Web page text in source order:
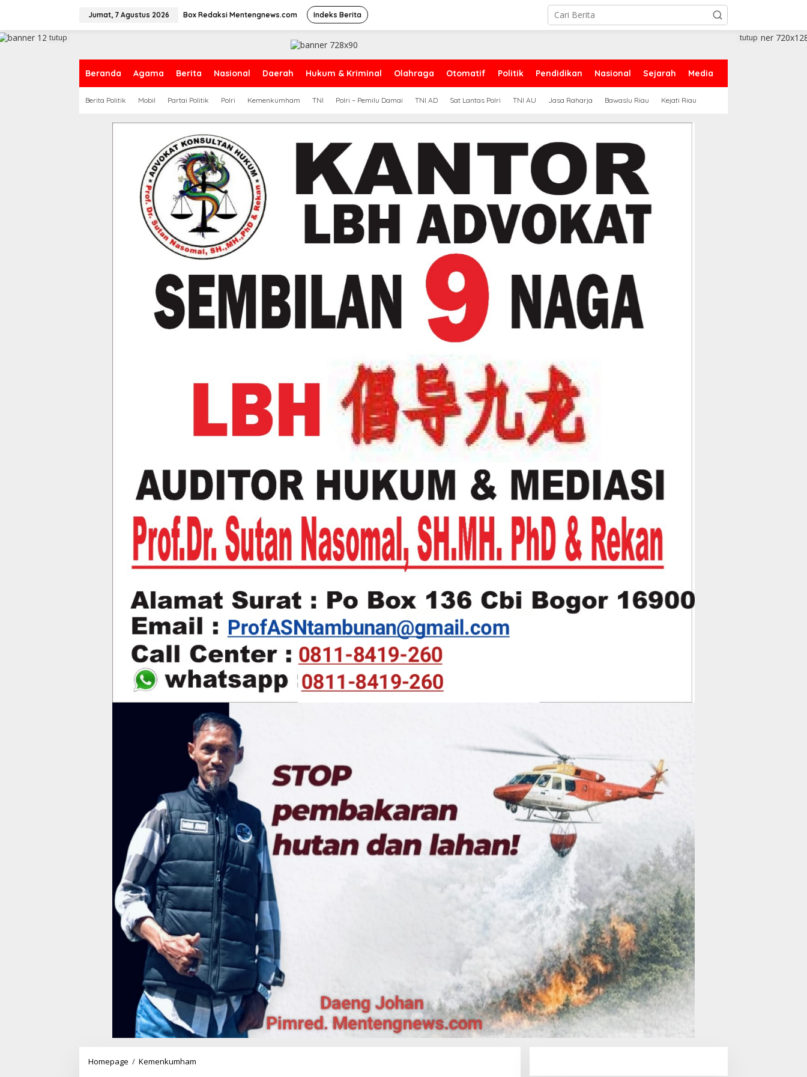
a
Jumat, 7 Agustus 2026 Box Redaksi Mentengnews.com Indeks Berita
Beranda Agama Berita Nasional Daerah Hukum & Kriminal Olahraga Otomatif Politik Pendidikan Nasional Sejarah Media
Berita Politik Mobil Partai Politik Polri Kemenkumham TNI Polri – Pemilu Damai TNI AD Sat Lantas Polri TNI AU Jasa Raharja Bawaslu Riau Kejati Riau
tutup tutup
Homepage / Kemenkumham